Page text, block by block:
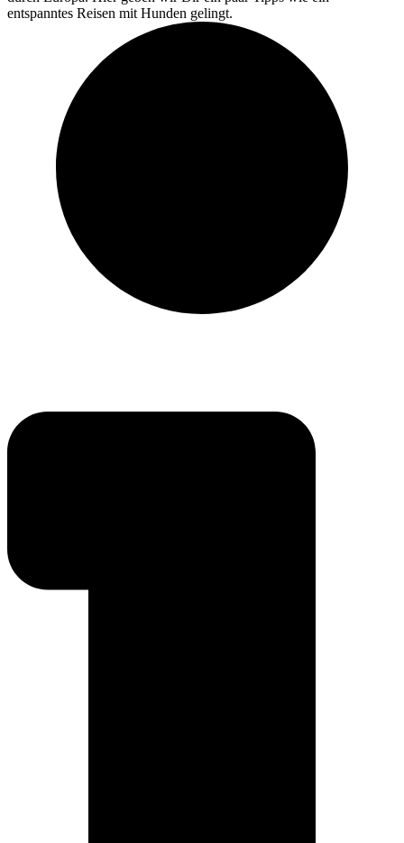
entspanntes Reisen mit Hunden gelingt.